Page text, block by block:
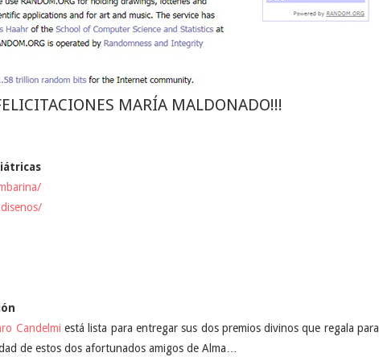
MARÍA MALDONADO!!!
Candelmi está lista para entregar sus dos premios divinos que regala para
de estos dos afortunados amigos de Alma…